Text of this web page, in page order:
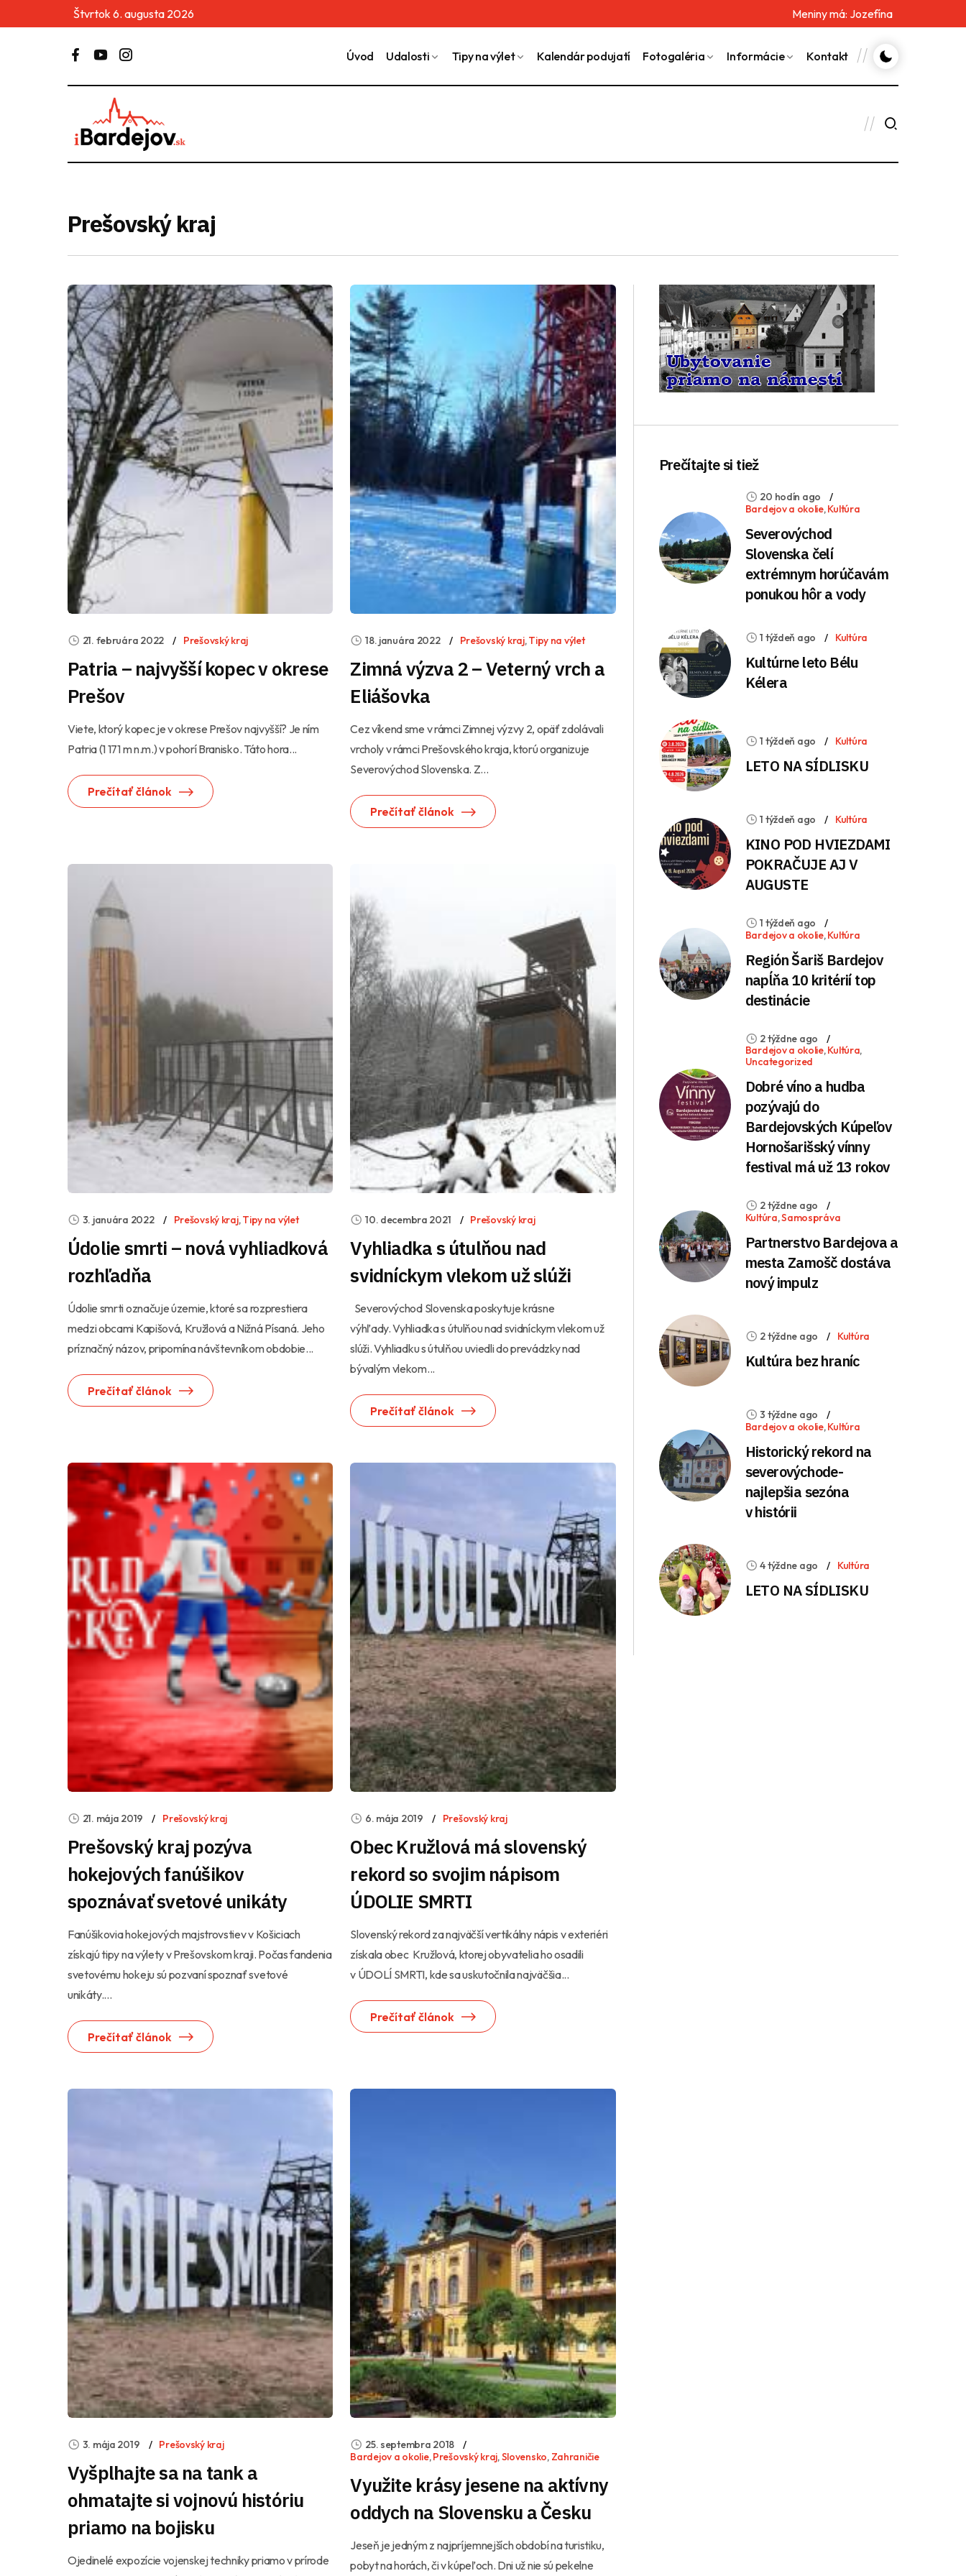
Štvrtok 6. augusta 2026 Meniny má: Jozefína
Úvod Udalosti Tipy na výlet Kalendár podujatí Fotogaléria Informácie Kontakt
Prešovský kraj
21. februára 2022 Prešovský kraj
Patria – najvyšší kopec v okrese
Prešov
Viete, ktorý kopec je v okrese Prešov najvyšší? Je ním
Patria (1 171 m n.m.) v pohorí Branisko. Táto hora...
Prečítať článok
18. januára 2022 Prešovský kraj,Tipy na výlet
Zimná výzva 2 – Veterný vrch a
Eliášovka
Cez víkend sme v rámci Zimnej výzvy 2, opäť zdolávali
vrcholy v rámci Prešovského kraja, ktorú organizuje
Severovýchod Slovenska. Z...
Prečítať článok
3. januára 2022 Prešovský kraj,Tipy na výlet
Údolie smrti – nová vyhliadková
rozhľadňa
Údolie smrti označuje územie, ktoré sa rozprestiera
medzi obcami Kapišová, Kružlová a Nižná Písaná. Jeho
príznačný názov, pripomína návštevníkom obdobie...
Prečítať článok
10. decembra 2021 Prešovský kraj
Vyhliadka s útulňou nad
svidníckym vlekom už slúži
Severovýchod Slovenska poskytuje krásne
výhľady. Vyhliadka s útulňou nad svidníckym vlekom už
slúži. Vyhliadku s útulňou uviedli do prevádzky nad
bývalým vlekom...
Prečítať článok
21. mája 2019 Prešovský kraj
Prešovský kraj pozýva
hokejových fanúšikov
spoznávať svetové unikáty
Fanúšikovia hokejových majstrovstiev v Košiciach
získajú tipy na výlety v Prešovskom kraji. Počas fandenia
svetovému hokeju sú pozvaní spoznať svetové
unikáty....
Prečítať článok
6. mája 2019 Prešovský kraj
Obec Kružlová má slovenský
rekord so svojim nápisom
ÚDOLIE SMRTI
Slovenský rekord za najväčší vertikálny nápis v exteriéri
získala obec Kružlová, ktorej obyvatelia ho osadili
v ÚDOLÍ SMRTI, kde sa uskutočnila najväčšia...
Prečítať článok
3. mája 2019 Prešovský kraj
Vyšplhajte sa na tank a
ohmatajte si vojnovú históriu
priamo na bojisku
Ojedinelé expozície vojenskej techniky priamo v prírode
25. septembra 2018
Bardejov a okolie,Prešovský kraj,Slovensko, Zahraničie
Využite krásy jesene na aktívny
oddych na Slovensku a Česku
Jeseň je jedným z najpríjemnejších období na turistiku,
pobyt na horách, či v kúpeľoch. Dni už nie sú pekelne
Prečítajte si tiež
20 hodín ago
Bardejov a okolie,Kultúra
Severovýchod
Slovenska čelí
extrémnym horúčavám
ponukou hôr a vody
1 týždeň ago Kultúra
Kultúrne leto Bélu
Kélera
1 týždeň ago Kultúra
LETO NA SÍDLISKU
1 týždeň ago Kultúra
KINO POD HVIEZDAMI
POKRAČUJE AJ V
AUGUSTE
1 týždeň ago
Bardejov a okolie,Kultúra
Región Šariš Bardejov
napĺňa 10 kritérií top
destinácie
2 týždne ago
Bardejov a okolie,Kultúra,
Uncategorized
Dobré víno a hudba
pozývajú do
Bardejovských Kúpeľov
Hornošarišský vínny
festival má už 13 rokov
2 týždne ago
Kultúra,Samospráva
Partnerstvo Bardejova a
mesta Zamošč dostáva
nový impulz
2 týždne ago Kultúra
Kultúra bez hraníc
3 týždne ago
Bardejov a okolie,Kultúra
Historický rekord na
severovýchode-
najlepšia sezóna
v histórii
4 týždne ago Kultúra
LETO NA SÍDLISKU